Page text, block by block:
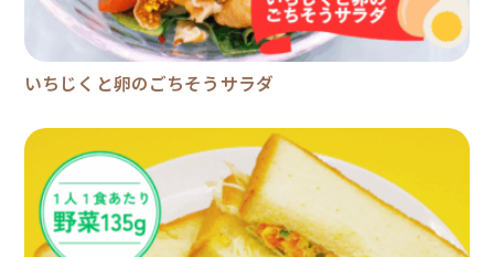
いちじくと卵のごちそうサラダ